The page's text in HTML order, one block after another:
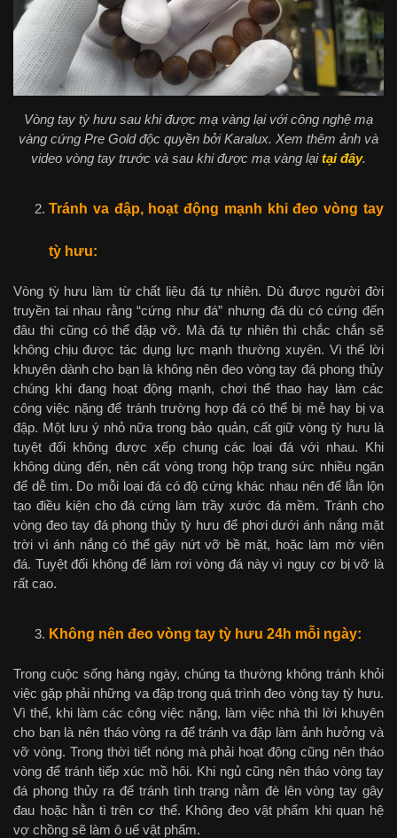
Vòng tay tỳ hưu sau khi được mạ vàng lại với công nghệ mạ
vàng cứng Pre Gold độc quyền bởi Karalux. Xem thêm ảnh và
video vòng tay trước và sau khi được mạ vàng lạitại đây.
Tránh va đập, hoạt động mạnh khi đeo vòng tay
tỳ hưu:
Vòng tỳ hưu làm từ chất liệu đá tự nhiên. Dù được người đời
truyền tai nhau rằng “cứng như đá” nhưng đá dù có cứng đến
đâu thì cũng có thể đập vỡ. Mà đá tự nhiên thì chắc chắn sẽ
không chịu được tác dụng lực mạnh thường xuyên. Vì thế lời
khuyên dành cho bạn là không nên đeo vòng tay đá phong thủy
chúng khi đang hoạt động mạnh, chơi thể thao hay làm các
công việc nặng để tránh trường hợp đá có thể bị mẻ hay bị va
đập. Một lưu ý nhỏ nữa trong bảo quản, cất giữ vòng tỳ hưu là
tuyệt đối không được xếp chung các loại đá với nhau. Khi
không dùng đến, nên cất vòng trong hộp trang sức nhiều ngăn
để dễ tìm. Do mỗi loại đá có độ cứng khác nhau nên để lẫn lộn
tạo điều kiện cho đá cứng làm trầy xước đá mềm. Tránh cho
vòng đeo tay đá phong thủy tỳ hưu để phơi dưới ánh nắng mặt
trời vì ánh nắng có thể gây nứt vỡ bề mặt, hoặc làm mờ viên
đá. Tuyệt đối không để làm rơi vòng đá này vì nguy cơ bị vỡ là
rất cao.
Không nên đeo vòng tay tỳ hưu 24h mỗi ngày:
Trong cuộc sống hàng ngày, chúng ta thường không tránh khỏi
việc gặp phải những va đập trong quá trình đeo vòng tay tỳ hưu.
Vì thế, khi làm các công việc nặng, làm việc nhà thì lời khuyên
cho bạn là nên tháo vòng ra để tránh va đập làm ảnh hưởng và
vỡ vòng. Trong thời tiết nóng mà phải hoạt động cũng nên tháo
vòng để tránh tiếp xúc mồ hôi. Khi ngủ cũng nên tháo vòng tay
đá phong thủy ra để tránh tình trạng nằm đè lên vòng tay gây
đau hoặc hằn tì trên cơ thể. Không đeo vật phẩm khi quan hệ
vợ chồng sẽ làm ô uế vật phẩm.